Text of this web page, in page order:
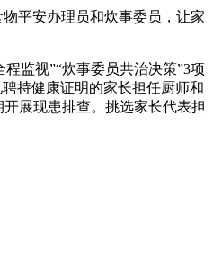
平安办理员和炊事委员，让家
监视”“炊事委员共治决策”3项
持健康证明的家长担任厨师和
展现患排查。挑选家长代表担